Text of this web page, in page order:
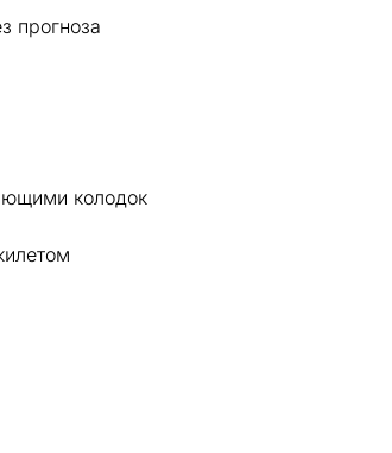
прогноза
колодок